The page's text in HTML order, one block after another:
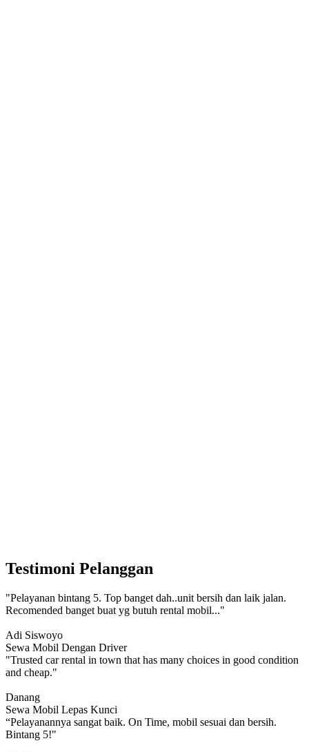
Testimoni Pelanggan
"Pelayanan bintang 5. Top banget dah..unit bersih dan laik jalan.
Recomended banget buat yg butuh rental mobil..."
Adi Siswoyo
Sewa Mobil Dengan Driver
"Trusted car rental in town that has many choices in good condition
and cheap."
Danang
Sewa Mobil Lepas Kunci
“Pelayanannya sangat baik. On Time, mobil sesuai dan bersih.
Bintang 5!"